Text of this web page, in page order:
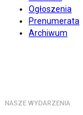
Ogłoszenia
Prenumerata
Archiwum
NASZE WYDARZENIA